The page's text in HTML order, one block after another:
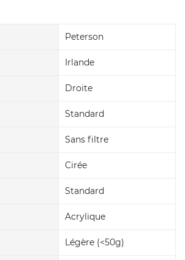
Peterson
Irlande
Droite
Standard
Sans filtre
Cirée
Standard
Acrylique
Légère (<50g)